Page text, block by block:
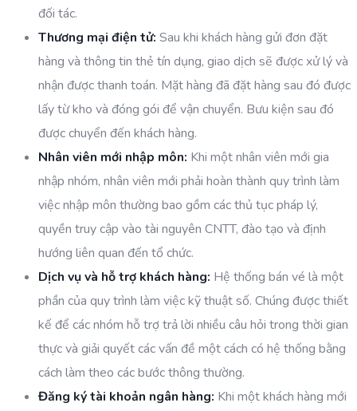
đối tác.
Thương mại điện tử: Sau khi khách hàng gửi đơn đặt
hàng và thông tin thẻ tín dụng, giao dịch sẽ được xử lý và
nhận được thanh toán. Mặt hàng đã đặt hàng sau đó được
lấy từ kho và đóng gói để vận chuyển. Bưu kiện sau đó
được chuyển đến khách hàng.
Nhân viên mới nhập môn: Khi một nhân viên mới gia
nhập nhóm, nhân viên mới phải hoàn thành quy trình làm
việc nhập môn thường bao gồm các thủ tục pháp lý,
quyền truy cập vào tài nguyên CNTT, đào tạo và định
hướng liên quan đến tổ chức.
Dịch vụ và hỗ trợ khách hàng: Hệ thống bán vé là một
phần của quy trình làm việc kỹ thuật số. Chúng được thiết
kế để các nhóm hỗ trợ trả lời nhiều câu hỏi trong thời gian
thực và giải quyết các vấn đề một cách có hệ thống bằng
cách làm theo các bước thông thường.
Đăng ký tài khoản ngân hàng: Khi một khách hàng mới